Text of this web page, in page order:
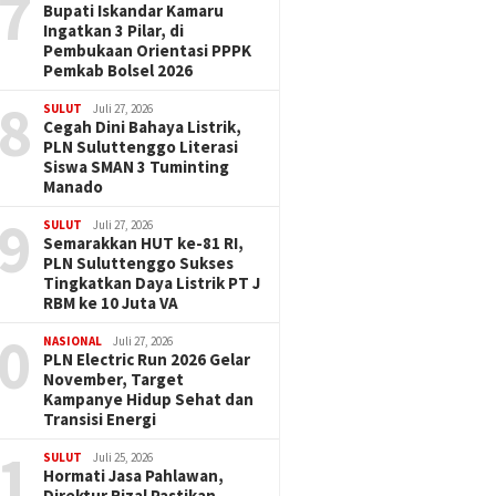
Bupati Iskandar Kamaru
Ingatkan 3 Pilar, di
Pembukaan Orientasi PPPK
Pemkab Bolsel 2026
SULUT Juli 27, 2026
Cegah Dini Bahaya Listrik,
PLN Suluttenggo Literasi
Siswa SMAN 3 Tuminting
Manado
SULUT Juli 27, 2026
Semarakkan HUT ke-81 RI,
PLN Suluttenggo Sukses
Tingkatkan Daya Listrik PT J
RBM ke 10 Juta VA
NASIONAL Juli 27, 2026
PLN Electric Run 2026 Gelar
November, Target
Kampanye Hidup Sehat dan
Transisi Energi
SULUT Juli 25, 2026
Hormati Jasa Pahlawan,